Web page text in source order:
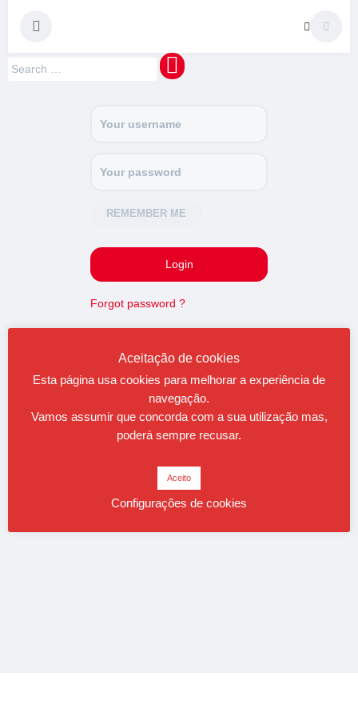
REMEMBER ME
Forgot password ?
Aceitação de cookies
Esta página usa cookies para melhorar a experiência de
navegação.
Vamos assumir que concorda com a sua utilização mas,
poderá sempre recusar.
Aceito
Configurações de cookies